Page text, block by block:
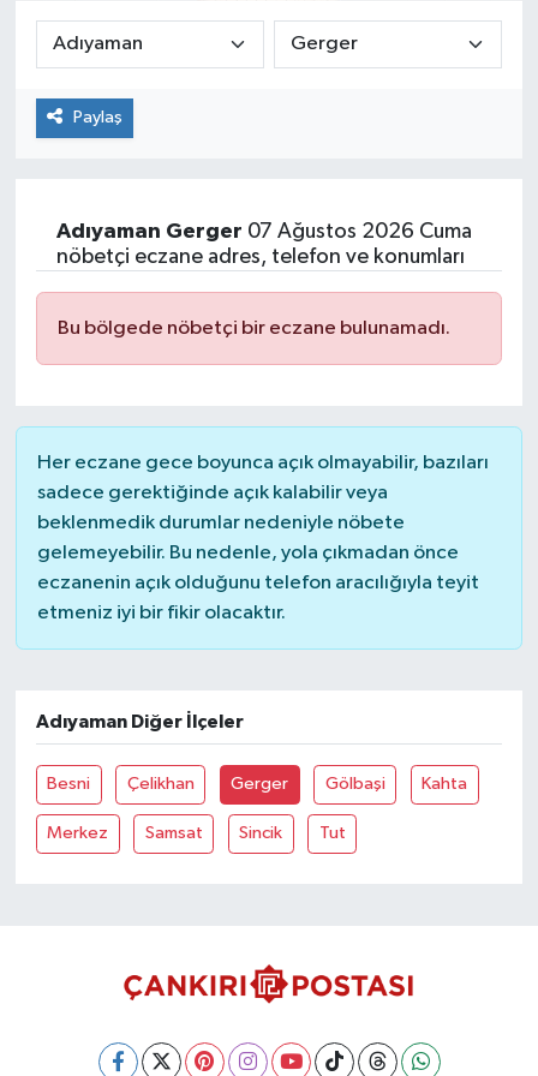
Paylaş
Adıyaman Gerger 07 Ağustos 2026 Cuma
nöbetçi eczane adres, telefon ve konumları
Bu bölgede nöbetçi bir eczane bulunamadı.
Her eczane gece boyunca açık olmayabilir, bazıları
sadece gerektiğinde açık kalabilir veya
beklenmedik durumlar nedeniyle nöbete
gelemeyebilir. Bu nedenle, yola çıkmadan önce
eczanenin açık olduğunu telefon aracılığıyla teyit
etmeniz iyi bir fikir olacaktır.
Adıyaman Diğer İlçeler
Besni Çelikhan Gerger Gölbaşi Kahta
Merkez Samsat Sincik Tut
ÇEVRE
İLÇELER
KÜLTÜR
TURİZM
BİLİM&TEKNOLOJİ
BÖLGE
TÜRKİYE
DÜNYA